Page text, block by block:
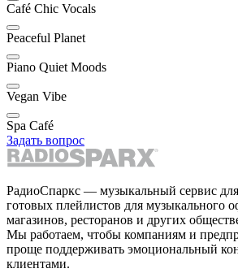
Café Chic Vocals
Peaceful Planet
Piano Quiet Moods
Vegan Vibe
Spa Café
Задать вопрос
РадиоСпаркс — музыкальный сервис для
готовых плейлистов для музыкального
магазинов, ресторанов и других
Мы работаем, чтобы компаниям и
проще поддерживать эмоциональный
клиентами.